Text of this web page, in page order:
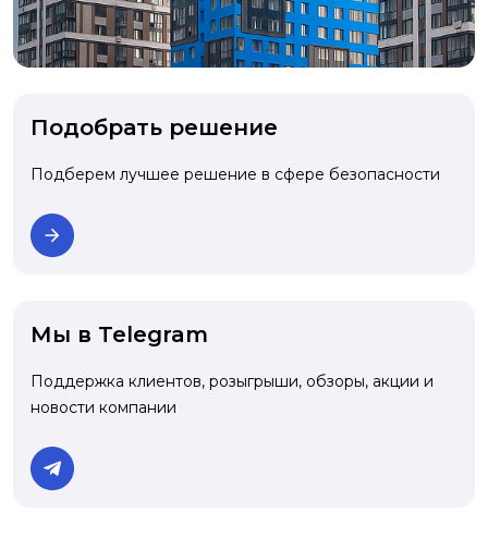
Подобрать решение
Подберем лучшее решение в сфере безопасности
Мы в Telegram
Поддержка клиентов, розыгрыши, обзоры, акции и
новости компании